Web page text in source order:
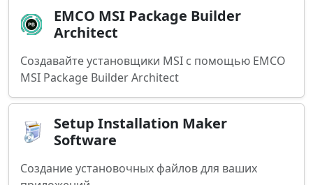
EMCO MSI Package Builder
Architect
Создавайте установщики MSI с помощью EMCO
MSI Package Builder Architect
Setup Installation Maker
Software
Создание установочных файлов для ваших